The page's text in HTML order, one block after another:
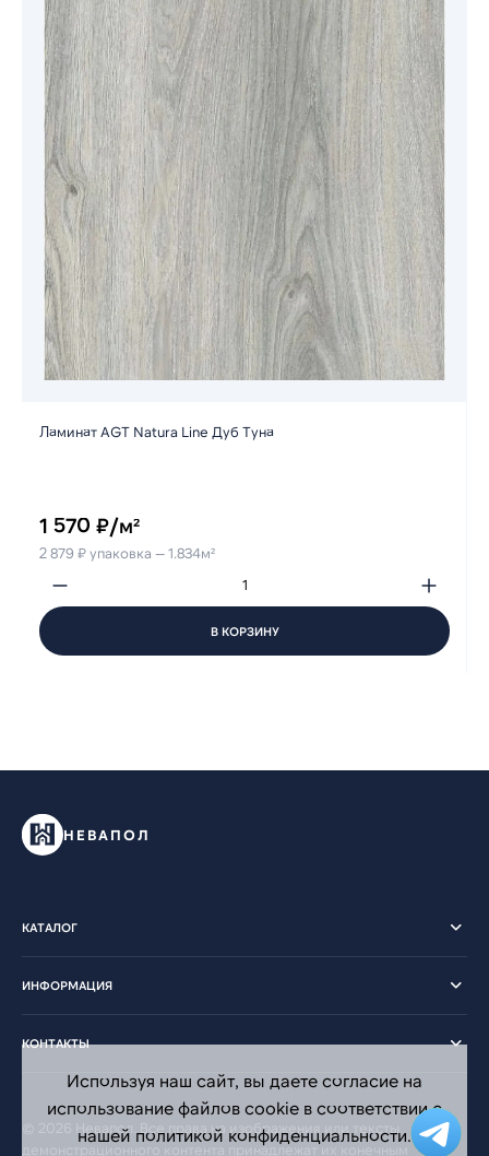
Ламинат AGT Natura Line Дуб Туна
1 570 ₽/м²
2 879 ₽ упаковка — 1.834м²
В КОРЗИНУ
НЕВАПОЛ
КАТАЛОГ
ИНФОРМАЦИЯ
КОНТАКТЫ
© 2026 Невапол. Все права на изображения или тексты
демонстрационного контента принадлежат их конечным
Используя наш сайт, вы даете согласие на
использование файлов cookie в соответствии с
нашей политикой конфиденциальности.